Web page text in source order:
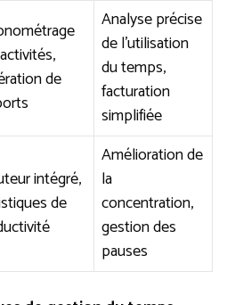
de
Analyse précise
de l’utilisation
du temps,
facturation
simplifiée
intégré,
de
Amélioration de
la
concentration,
gestion des
pauses